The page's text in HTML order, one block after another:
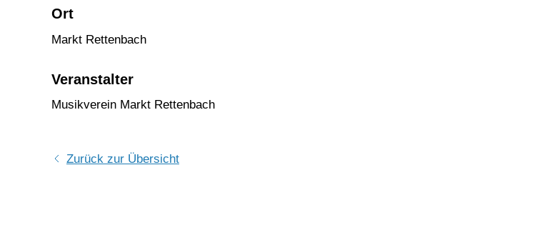
Ort
Markt Rettenbach
Veranstalter
Musikverein Markt Rettenbach
Zurück zur Übersicht